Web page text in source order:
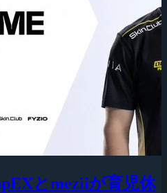
とmeziiが育児休